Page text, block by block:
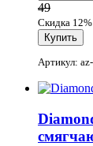
49
Скидка 12%
Артикул: